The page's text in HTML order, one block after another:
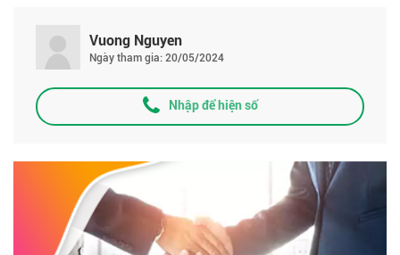
Vuong Nguyen
Ngày tham gia: 20/05/2024
Nhập để hiện số